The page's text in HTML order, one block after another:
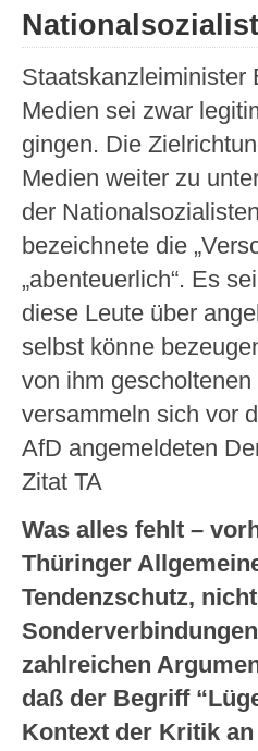
Staatskanzleiminister
Medien sei zwar
gingen. Die
Medien weiter zu
der
bezeichnete die
„abenteuerlich“. Es
diese Leute über
selbst könne
von ihm
versammeln sich vor
AfD angemeldeten
Zitat TA
Was alles fehlt –
Thüringer
Tendenzschutz,
zahlreichen
daß der Begriff
Kontext der Kritik